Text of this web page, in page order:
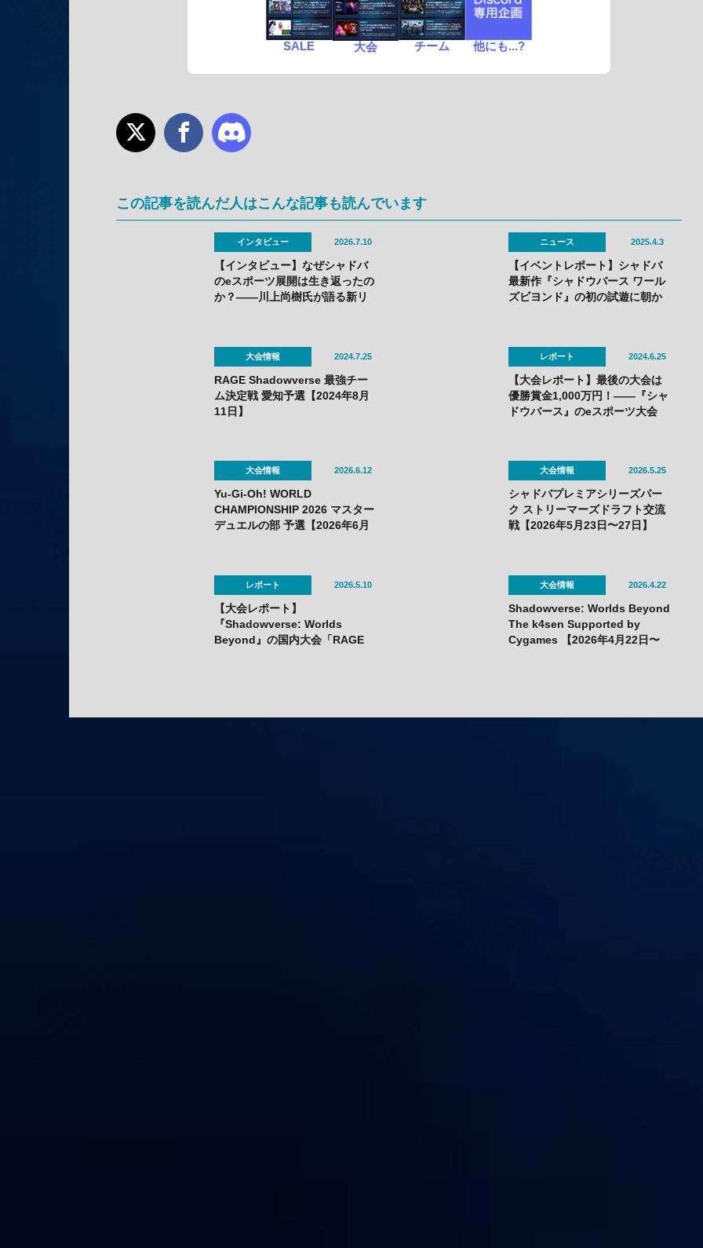
SALE 大会 チーム 他にも...?
この記事を読んだ人はこんな記事も読んでいます
インタビュー 2026.7.10
【インタビュー】なぜシャドバ
のeスポーツ展開は生き返ったの
か？——川上尚樹氏が語る新リ
ニュース 2025.4.3
【イベントレポート】シャドバ
最新作『シャドウバース ワール
ズビヨンド』の初の試遊に朝か
大会情報 2024.7.25
RAGE Shadowverse 最強チー
ム決定戦 愛知予選【2024年8月
11日】
レポート 2024.6.25
【大会レポート】最後の大会は
優勝賞金1,000万円！——『シャ
ドウバース』のeスポーツ大会
N/S（ねこそぎ）選手が優勝し30
回目の節目の大会で有終の美を
飾る！
大会情報 2026.6.12
Yu-Gi-Oh! WORLD
CHAMPIONSHIP 2026 マスター
デュエルの部 予選【2026年6月
大会情報 2026.5.25
シャドバプレミアシリーズパー
ク ストリーマーズドラフト交流
戦【2026年5月23日〜27日】
レポート 2026.5.10
【大会レポート】
『Shadowverse: Worlds
Beyond』の国内大会「RAGE
大会情報 2026.4.22
Shadowverse: Worlds Beyond
The k4sen Supported by
Cygames 【2026年4月22日〜